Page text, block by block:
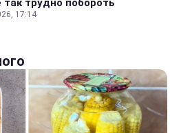
так трудно побороть
17:14